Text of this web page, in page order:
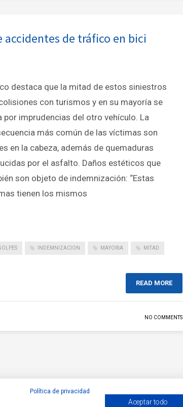
accidentes de tráfico en bici
destaca que la mitad de estos siniestros
con turismos y en su mayoría se
por imprudencias del otro vehículo. La
más común de las víctimas son
en la cabeza, además de quemaduras
por el asfalto. Daños estéticos que
son objeto de indemnización: “Estas
tienen los mismos
INDEMNIZACION MAYORIA MITAD
READ MORE
NO COMMENTS
Política de privacidad
Aceptar todo